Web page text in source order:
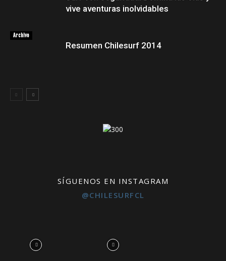
vive aventuras inolvidables
Archivo
Resumen Chilesurf 2014
SÍGUENOS EN INSTAGRAM
@CHILESURFCL